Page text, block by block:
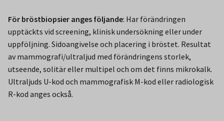
För bröstbiopsier anges följande: Har förändringen
upptäckts vid screening, klinisk undersökning eller under
uppföljning. Sidoangivelse och placering i bröstet. Resultat
av mammografi/ultraljud med förändringens storlek,
utseende, solitär eller multipel och om det finns mikrokalk.
Ultraljuds U-kod och mammografisk M-kod eller radiologisk
R-kod anges också.